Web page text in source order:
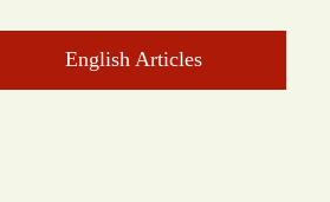
English Articles